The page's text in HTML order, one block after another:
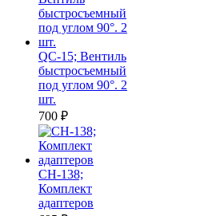
QC-15; Вентиль
быстросъемный
под углом 90°. 2
шт.
700 ₽
CH-138;
Комплект
адаптеров